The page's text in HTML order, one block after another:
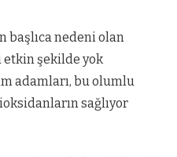
başlıca nedeni olan
şekilde yok
adamları, bu olumlu
sağlıyor